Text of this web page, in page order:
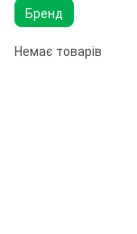
Бренд
Немає товарів